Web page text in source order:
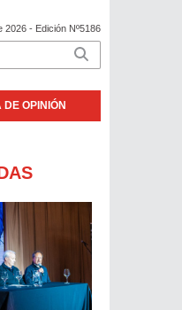
2026 - Edición Nº5186
DE OPINIÓN